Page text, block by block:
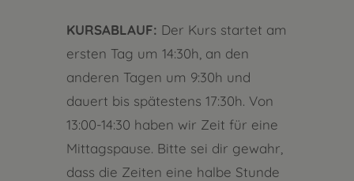
KURSABLAUF: Der Kurs startet am
ersten Tag um 14:30h, an den
anderen Tagen um 9:30h und
dauert bis spätestens 17:30h. Von
13:00-14:30 haben wir Zeit für eine
Mittagspause. Bitte sei dir gewahr,
dass die Zeiten eine halbe Stunde